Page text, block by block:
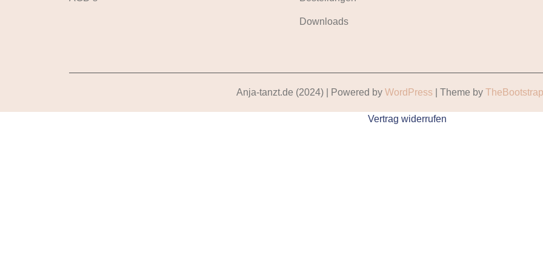
Downloads
Anja-tanzt.de (2024)| Powered by WordPress| Theme by
Vertrag widerrufen